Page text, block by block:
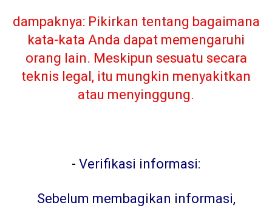
dampaknya: Pikirkan tentang bagaimana
kata-kata Anda dapat memengaruhi
orang lain. Meskipun sesuatu secara
teknis legal, itu mungkin menyakitkan
atau menyinggung.
- Verifikasi informasi:
Sebelum membagikan informasi,